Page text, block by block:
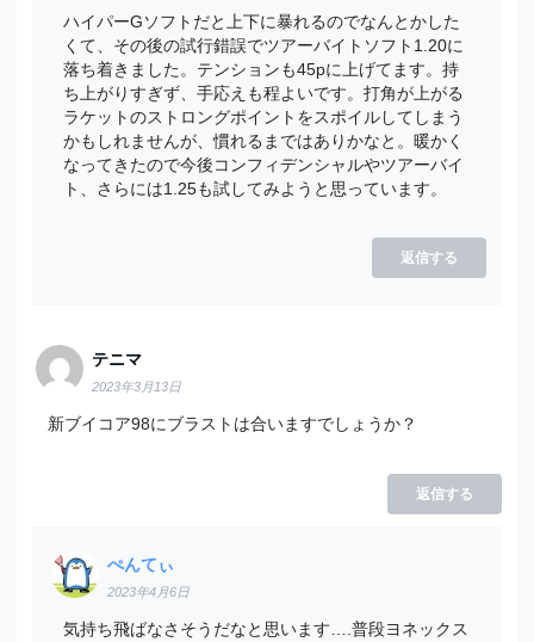
ハイパーGソフトだと上下に暴れるのでなんとかした
くて、その後の試行錯誤でツアーバイトソフト1.20に
落ち着きました。テンションも45pに上げてます。持
ち上がりすぎず、手応えも程よいです。打角が上がる
ラケットのストロングポイントをスポイルしてしまう
かもしれませんが、慣れるまではありかなと。暖かく
なってきたので今後コンフィデンシャルやツアーバイ
ト、さらには1.25も試してみようと思っています。
返信する
テニマ
2023年3月13日
新ブイコア98にブラストは合いますでしょうか？
返信する
ぺんてぃ
2023年4月6日
気持ち飛ばなさそうだなと思います….普段ヨネックス